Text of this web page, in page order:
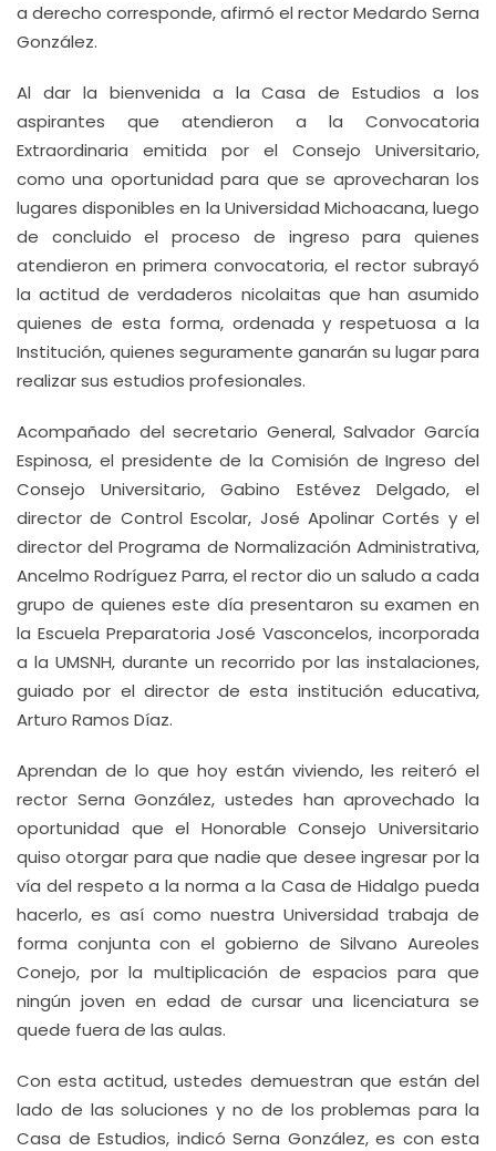
a derecho corresponde, afirmó el rector Medardo Serna
González.
Al dar la bienvenida a la Casa de Estudios a los
aspirantes que atendieron a la Convocatoria
Extraordinaria emitida por el Consejo Universitario,
como una oportunidad para que se aprovecharan los
lugares disponibles en la Universidad Michoacana, luego
de concluido el proceso de ingreso para quienes
atendieron en primera convocatoria, el rector subrayó
la actitud de verdaderos nicolaitas que han asumido
quienes de esta forma, ordenada y respetuosa a la
Institución, quienes seguramente ganarán su lugar para
realizar sus estudios profesionales.
Acompañado del secretario General, Salvador García
Espinosa, el presidente de la Comisión de Ingreso del
Consejo Universitario, Gabino Estévez Delgado, el
director de Control Escolar, José Apolinar Cortés y el
director del Programa de Normalización Administrativa,
Ancelmo Rodríguez Parra, el rector dio un saludo a cada
grupo de quienes este día presentaron su examen en
la Escuela Preparatoria José Vasconcelos, incorporada
a la UMSNH, durante un recorrido por las instalaciones,
guiado por el director de esta institución educativa,
Arturo Ramos Díaz.
Aprendan de lo que hoy están viviendo, les reiteró el
rector Serna González, ustedes han aprovechado la
oportunidad que el Honorable Consejo Universitario
quiso otorgar para que nadie que desee ingresar por la
vía del respeto a la norma a la Casa de Hidalgo pueda
hacerlo, es así como nuestra Universidad trabaja de
forma conjunta con el gobierno de Silvano Aureoles
Conejo, por la multiplicación de espacios para que
ningún joven en edad de cursar una licenciatura se
quede fuera de las aulas.
Con esta actitud, ustedes demuestran que están del
lado de las soluciones y no de los problemas para la
Casa de Estudios, indicó Serna González, es con esta